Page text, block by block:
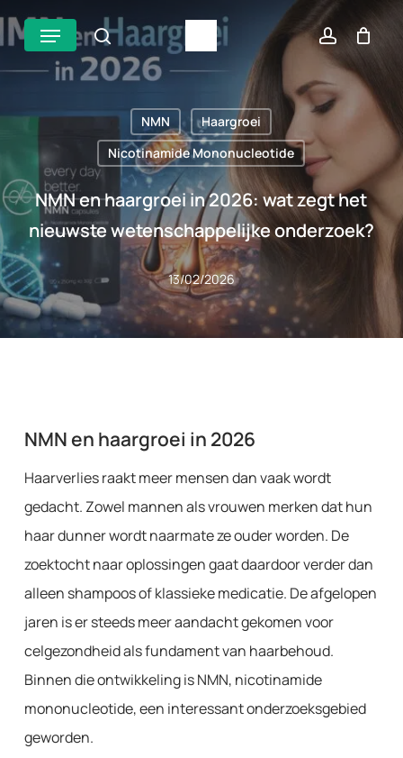
Overslaan
naar
hoofdinhoud
zoek account
Menu
NMN
Haargroei
Nicotinamide Mononucleotide
NMN en haargroei in 2026: wat zegt het
nieuwste wetenschappelijke onderzoek?
13/02/2026
NMN en haargroei in 2026
Haarverlies raakt meer mensen dan vaak wordt
gedacht. Zowel mannen als vrouwen merken dat hun
haar dunner wordt naarmate ze ouder worden. De
zoektocht naar oplossingen gaat daardoor verder dan
alleen shampoos of klassieke medicatie. De afgelopen
jaren is er steeds meer aandacht gekomen voor
celgezondheid als fundament van haarbehoud.
Binnen die ontwikkeling is NMN, nicotinamide
mononucleotide, een interessant onderzoeksgebied
geworden.